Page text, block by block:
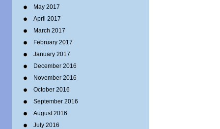
May 2017
April 2017
March 2017
February 2017
January 2017
December 2016
November 2016
October 2016
September 2016
August 2016
July 2016